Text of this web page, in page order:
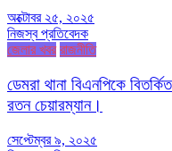
অক্টোবর ২৫, ২০২৫
নিজস্ব প্রতিবেদক
জেলার খবর রাজনীতি
ডেমরা থানা বিএনপিকে
রতন চেয়ারম্যান।
সেপ্টেম্বর ৯, ২০২৫